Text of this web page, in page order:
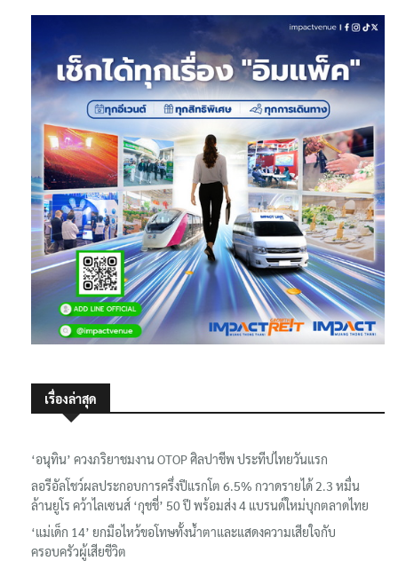
เรื่องล่าสุด
‘อนุทิน’ ควงภริยาชมงาน OTOP ศิลปาชีพ ประทีปไทยวันแรก
ลอรีอัลโชว์ผลประกอบการครึ่งปีแรกโต 6.5% กวาดรายได้ 2.3 หมื่น
ล้านยูโร คว้าไลเซนส์ ‘กุชชี่’ 50 ปี พร้อมส่ง 4 แบรนด์ใหม่บุกตลาดไทย
‘แม่เด็ก 14’ ยกมือไหว้ขอโทษทั้งน้ำตาและแสดงความเสียใจกับ
ครอบครัวผู้เสียชีวิต